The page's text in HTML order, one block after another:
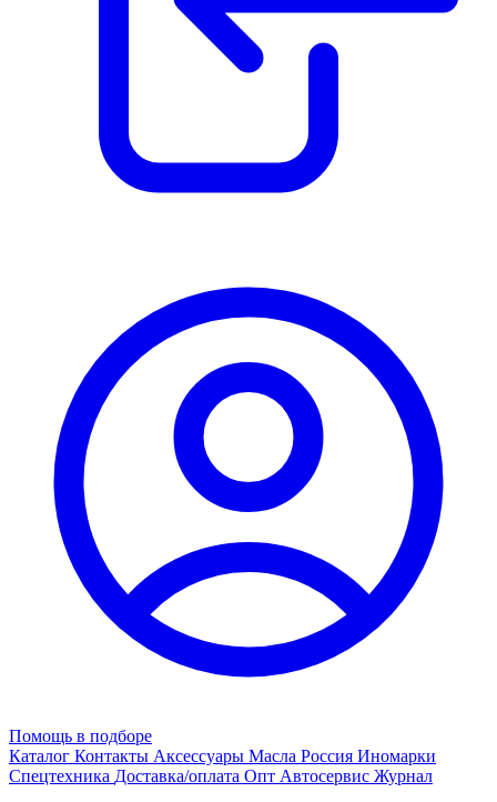
Помощь в подборе
Каталог Контакты Аксессуары Масла Россия Иномарки
Спецтехника Доставка/оплата Опт Автосервис Журнал